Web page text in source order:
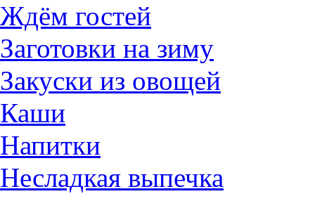
Ждём гостей
Заготовки на зиму
Закуски из овощей
Каши
Напитки
Несладкая выпечка